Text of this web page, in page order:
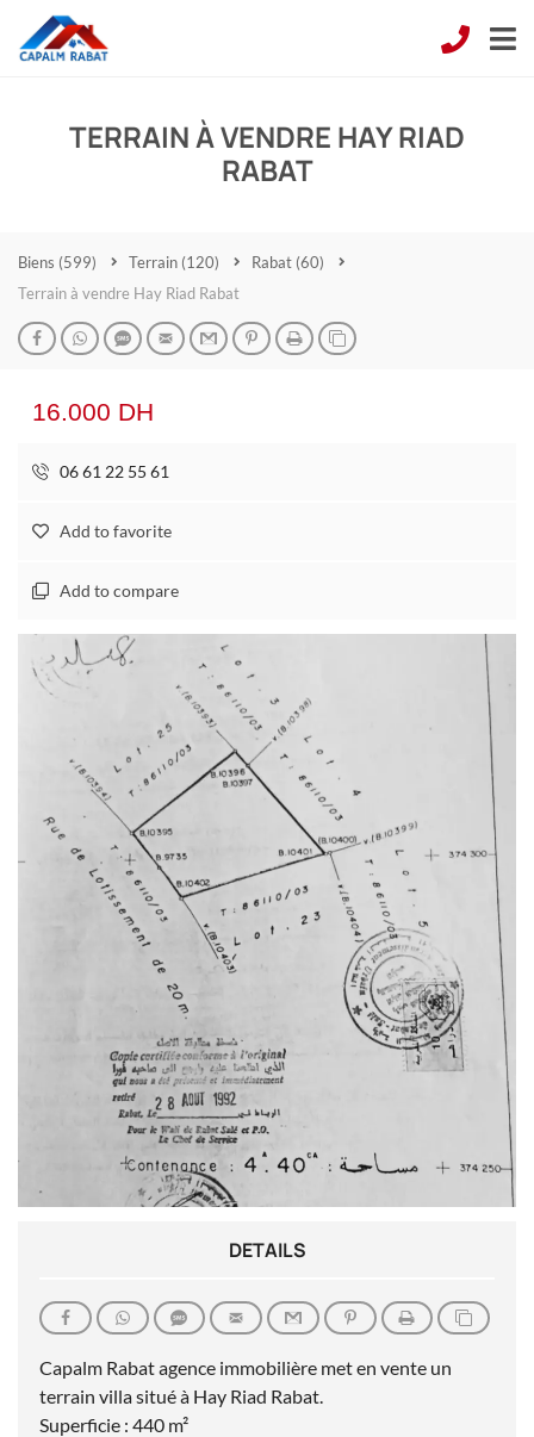
TERRAIN À VENDRE HAY RIAD
RABAT
Biens (599) Terrain (120) Rabat (60)
Terrain à vendre Hay Riad Rabat
16.000 DH
06 61 22 55 61
Add to favorite
Add to compare
DETAILS
Capalm Rabat agence immobilière met en vente un
terrain villa situé à Hay Riad Rabat.
Superficie : 440 m²